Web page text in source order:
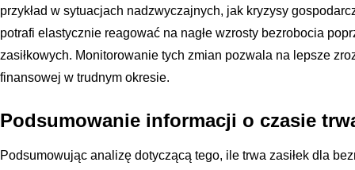
przykład w sytuacjach nadzwyczajnych, jak kryzysy
potrafi elastycznie reagować na nagłe wzrosty bezrobocia
zasiłkowych. Monitorowanie tych zmian pozwala na lepsze
finansowej w trudnym okresie.
Podsumowanie informacji o czasie
Podsumowując analizę dotyczącą tego, ile trwa zasiłek dla